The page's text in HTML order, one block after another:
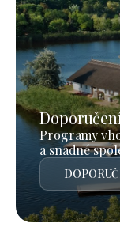
Programy
a snadné